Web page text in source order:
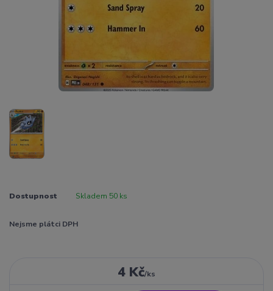
Dostupnost Skladem 50 ks
Nejsme plátci DPH
4 Kč/ks